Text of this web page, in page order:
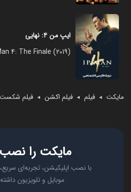
مایکت ◄ فیلم ◄ فیلم اکشن ◄ فیلم شکست ناپذیر
ایپ من ۴: نهایی
4: The Finale (2019)
مایکت را
با نصب اپلیکیشن، تجربه‌ای
موبایل و تلویزیون